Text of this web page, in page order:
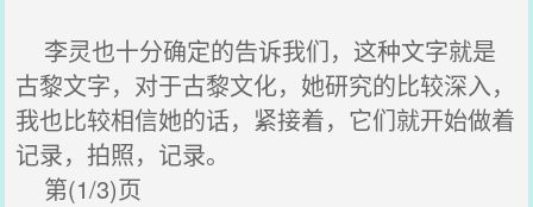
李灵也十分确定的告诉我们，这种文字就是
古黎文字，对于古黎文化，她研究的比较深入，
我也比较相信她的话，紧接着，它们就开始做着
记录，拍照，记录。
第(1/3)页